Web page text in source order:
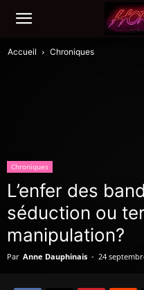
Accueil Chroniques
Chroniques
L’enfer des
séduction ou
manipulation?
Par Anne Dauphinais - 24